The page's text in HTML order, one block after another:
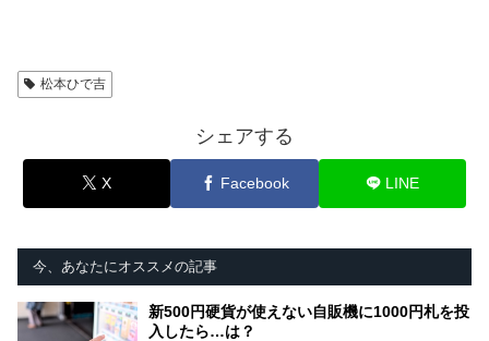
松本ひで吉
シェアする
X Facebook LINE
今、あなたにオススメの記事
新500円硬貨が使えない自販機に1000円札を投
入したら…は？